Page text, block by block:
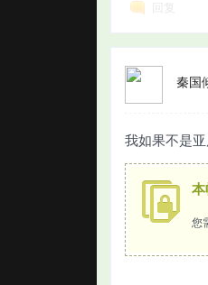
秦国
我如果不是
本
您